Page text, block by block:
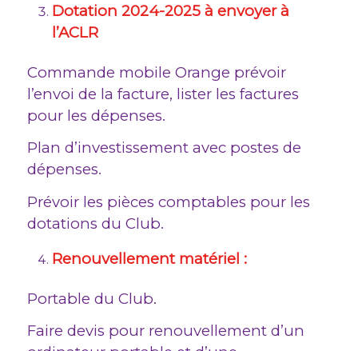
Dotation 2024-2025 à envoyer à
l’ACLR
Commande mobile Orange prévoir
l’envoi de la facture, lister les factures
pour les dépenses.
Plan d’investissement avec postes de
dépenses.
Prévoir les pièces comptables pour les
dotations du Club.
Renouvellement matériel :
Portable du Club.
Faire devis pour renouvellement d’un